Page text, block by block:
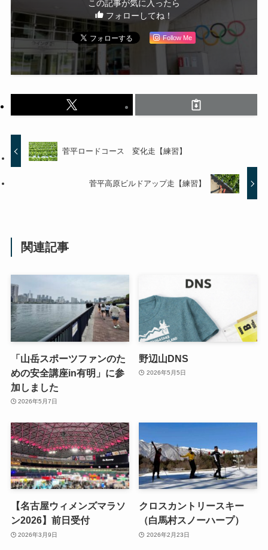
この記事が気に入ったら
フォローしてね！
Follow Me
菅平ロードコース 変化走【練習】
菅平高原ビルドアップ走【練習】
関連記事
「山岳スポーツファンのた
めの安全講座in有明」に参
加しました
2026年5月7日
野辺山DNS
2026年5月5日
【名古屋ウィメンズマラソ
ン2026】前日受付
2026年3月9日
クロスカントリースキー
（白馬村スノーハープ）
2026年2月23日